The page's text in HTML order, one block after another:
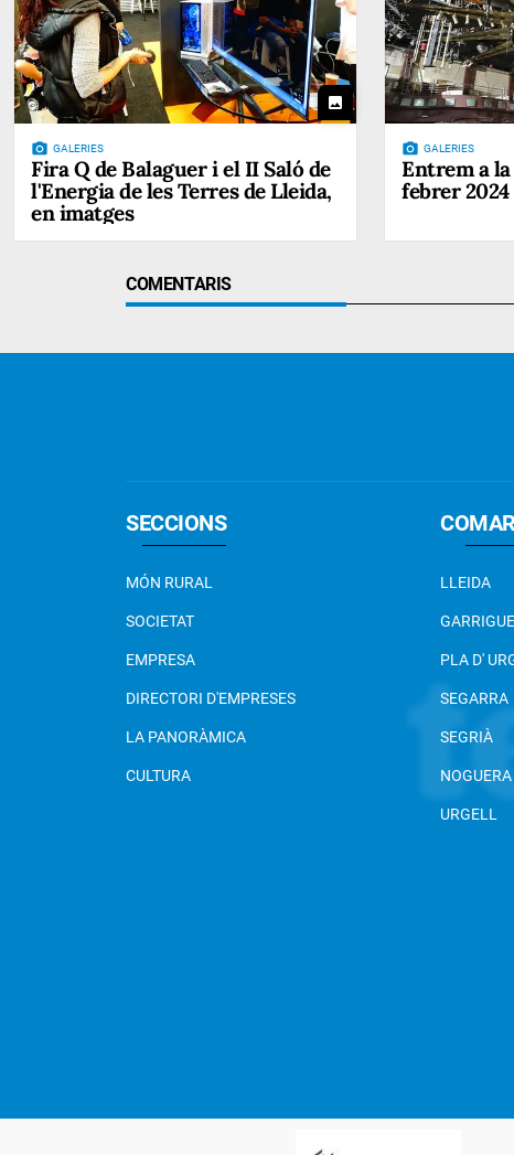
photo
photo_camera GALERIES
Fira Q de Balaguer i el II Saló de
l'Energia de les Terres de Lleida,
en imatges
photo_camera GALERIES
Entrem a
febrer 2024
COMENTARIS
SECCIONS
MÓN RURAL
SOCIETAT
EMPRESA
DIRECTORI D'EMPRESES
LA PANORÀMICA
CULTURA
LLEIDA
PLA D'
SEGARRA
SEGRIÀ
NOGUERA
URGELL